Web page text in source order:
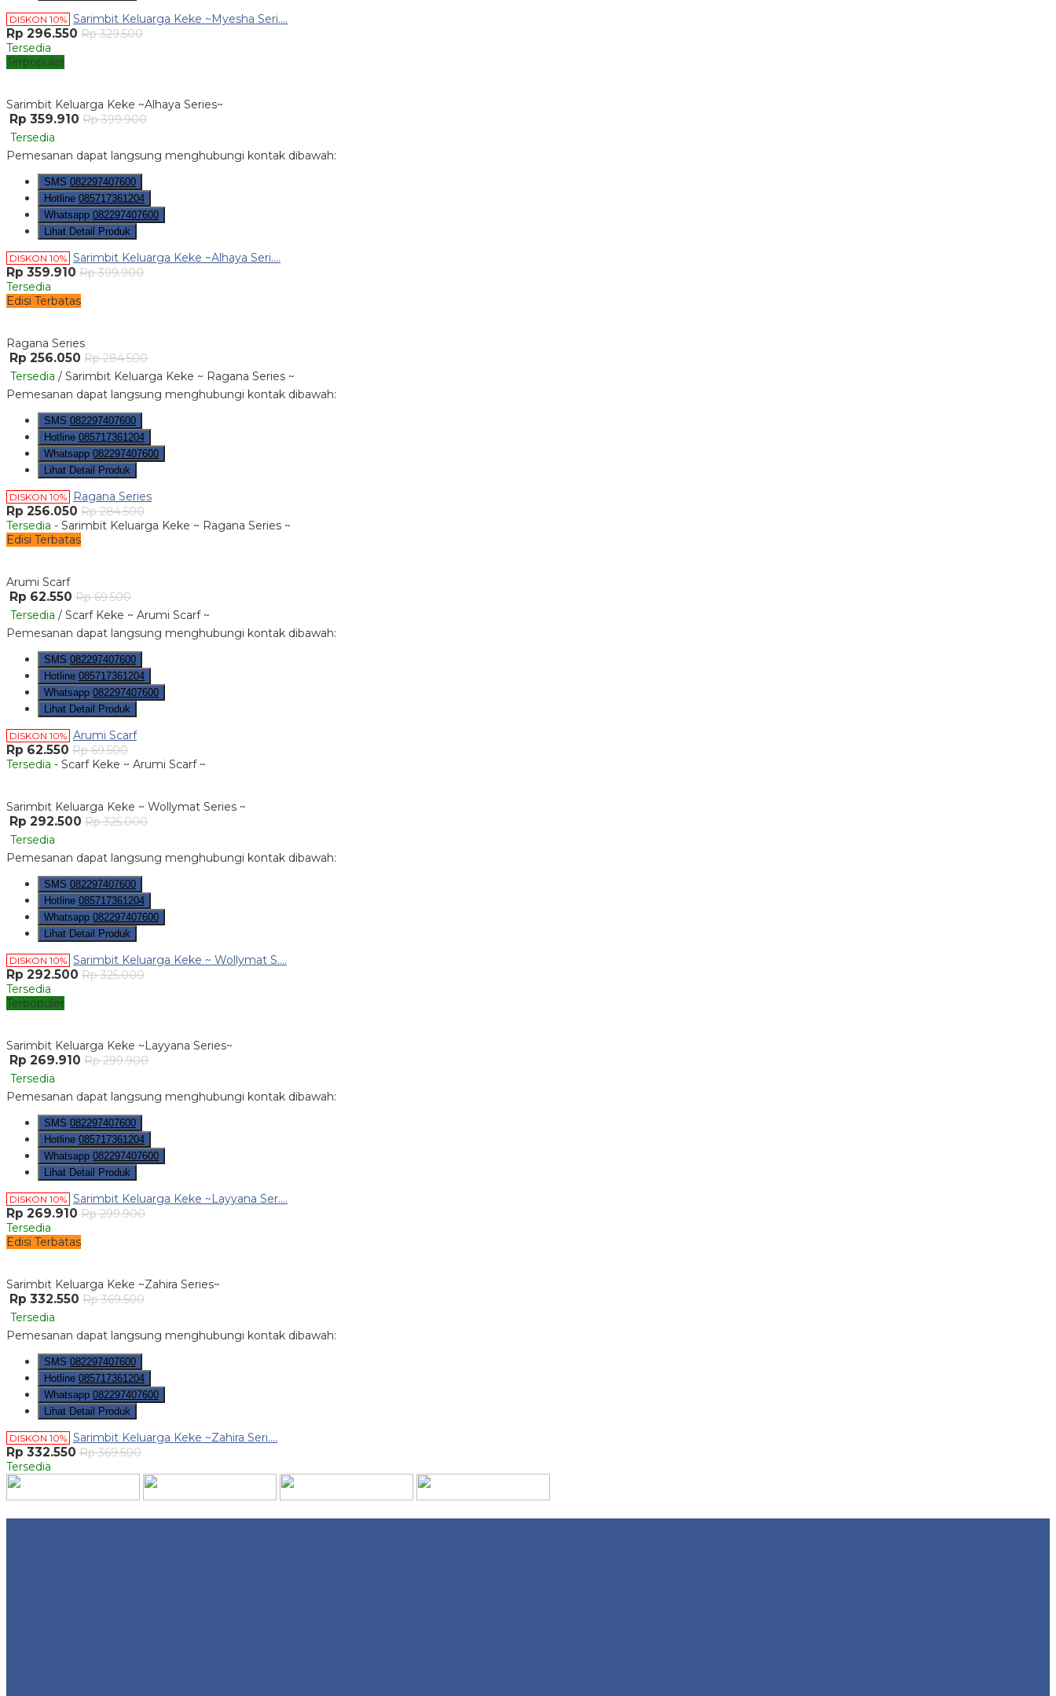
DISKON 10% Sarimbit Keluarga Keke ~Myesha Seri....
Rp 296.550 Rp 329.500
Tersedia
Terpopuler
Sarimbit Keluarga Keke ~Alhaya Series~
Rp 359.910 Rp 399.900
Tersedia
Pemesanan dapat langsung menghubungi kontak dibawah:
SMS 082297407600
Hotline 085717361204
Whatsapp 082297407600
Lihat Detail Produk
DISKON 10% Sarimbit Keluarga Keke ~Alhaya Seri....
Rp 359.910 Rp 399.900
Tersedia
Edisi Terbatas
Ragana Series
Rp 256.050 Rp 284.500
Tersedia / Sarimbit Keluarga Keke ~ Ragana Series ~
Pemesanan dapat langsung menghubungi kontak dibawah:
SMS 082297407600
Hotline 085717361204
Whatsapp 082297407600
Lihat Detail Produk
DISKON 10% Ragana Series
Rp 256.050 Rp 284.500
Tersedia - Sarimbit Keluarga Keke ~ Ragana Series ~
Edisi Terbatas
Arumi Scarf
Rp 62.550 Rp 69.500
Tersedia / Scarf Keke ~ Arumi Scarf ~
Pemesanan dapat langsung menghubungi kontak dibawah:
SMS 082297407600
Hotline 085717361204
Whatsapp 082297407600
Lihat Detail Produk
DISKON 10% Arumi Scarf
Rp 62.550 Rp 69.500
Tersedia - Scarf Keke ~ Arumi Scarf ~
Sarimbit Keluarga Keke ~ Wollymat Series ~
Rp 292.500 Rp 325.000
Tersedia
Pemesanan dapat langsung menghubungi kontak dibawah:
SMS 082297407600
Hotline 085717361204
Whatsapp 082297407600
Lihat Detail Produk
DISKON 10% Sarimbit Keluarga Keke ~ Wollymat S....
Rp 292.500 Rp 325.000
Tersedia
Terpopuler
Sarimbit Keluarga Keke ~Layyana Series~
Rp 269.910 Rp 299.900
Tersedia
Pemesanan dapat langsung menghubungi kontak dibawah:
SMS 082297407600
Hotline 085717361204
Whatsapp 082297407600
Lihat Detail Produk
DISKON 10% Sarimbit Keluarga Keke ~Layyana Ser....
Rp 269.910 Rp 299.900
Tersedia
Edisi Terbatas
Sarimbit Keluarga Keke ~Zahira Series~
Rp 332.550 Rp 369.500
Tersedia
Pemesanan dapat langsung menghubungi kontak dibawah:
SMS 082297407600
Hotline 085717361204
Whatsapp 082297407600
Lihat Detail Produk
DISKON 10% Sarimbit Keluarga Keke ~Zahira Seri....
Rp 332.550 Rp 369.500
Tersedia